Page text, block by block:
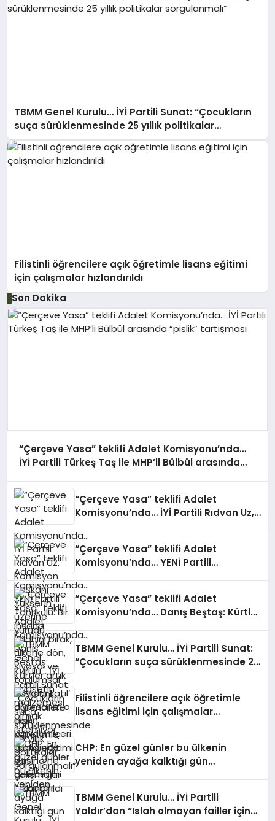
TBMM Genel Kurulu… İYİ Partili Sunat: “Çocukların
suça sürüklenmesinde 25 yıllık politikalar
sorgulanmalı”
Filistinli öğrencilere açık öğretimle lisans eğitimi
için çalışmalar hızlandırıldı
Son Dakika
“Çerçeve Yasa” teklifi Adalet Komisyonu’nda…
İYİ Partili Türkeş Taş ile MHP’li Bülbül arasında
“Çerçeve Yasa” teklifi Adalet
Komisyonu’nda… İYİ Partili Rıdvan Uz,
yürüdü
“Çerçeve Yasa” teklifi Adalet
Komisyonu’nda… YENİ Partili
ülkene dön, siyasal ve toplumsal
hayata katıl’ diyorsanız, o insan
kapıdan içeri girdiğinde başına ne
geleceğini bilmelidir
“Çerçeve Yasa” teklifi Adalet
Komisyonu’nda… Danış Beştaş: Kürtler
istemiyor
TBMM Genel Kurulu… İYİ Partili Sunat:
“Çocukların suça sürüklenmesinde 25
Filistinli öğrencilere açık öğretimle
lisans eğitimi için çalışmalar
hızlandırıldı
CHP: En güzel günler bu ülkenin
yeniden ayağa kalktığı gün
TBMM Genel Kurulu… İYİ Partili
Yaldır’dan “Islah olmayan failler için